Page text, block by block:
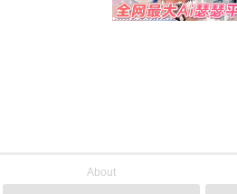
About